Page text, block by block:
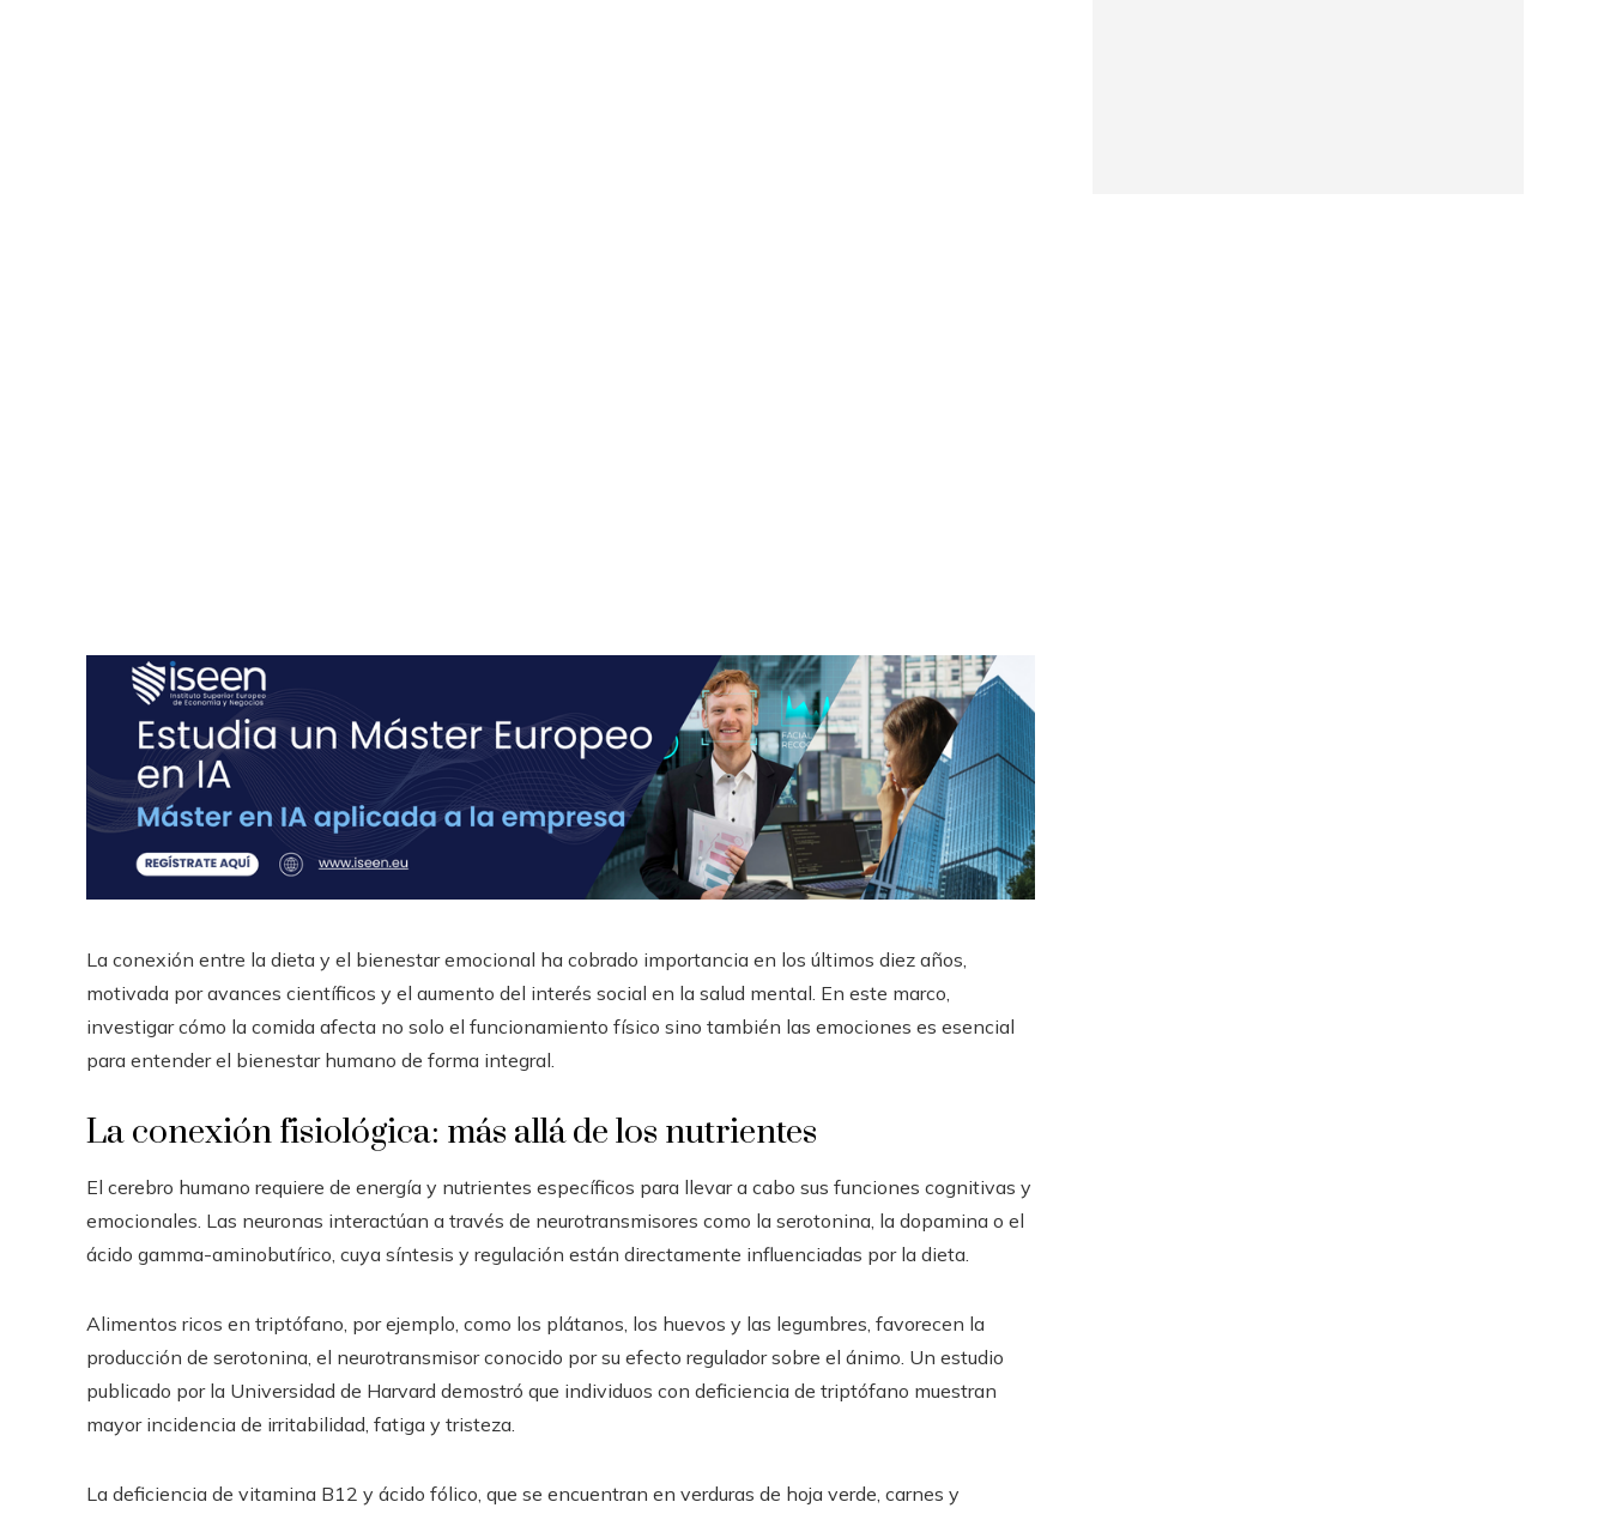
La conexión entre la dieta y el bienestar emocional ha cobrado importancia en los últimos diez años,
motivada por avances científicos y el aumento del interés social en la salud mental. En este marco,
investigar cómo la comida afecta no solo el funcionamiento físico sino también las emociones es esencial
para entender el bienestar humano de forma integral.
La conexión fisiológica: más allá de los nutrientes
El cerebro humano requiere de energía y nutrientes específicos para llevar a cabo sus funciones cognitivas y
emocionales. Las neuronas interactúan a través de neurotransmisores como la serotonina, la dopamina o el
ácido gamma-aminobutírico, cuya síntesis y regulación están directamente influenciadas por la dieta.
Alimentos ricos en triptófano, por ejemplo, como los plátanos, los huevos y las legumbres, favorecen la
producción de serotonina, el neurotransmisor conocido por su efecto regulador sobre el ánimo. Un estudio
publicado por la Universidad de Harvard demostró que individuos con deficiencia de triptófano muestran
mayor incidencia de irritabilidad, fatiga y tristeza.
La deficiencia de vitamina B12 y ácido fólico, que se encuentran en verduras de hoja verde, carnes y